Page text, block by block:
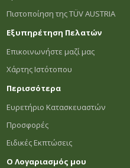
Πιστοποίηση της TÜV AUSTRIA
Εξυπηρέτηση Πελατών
Επικοινωνήστε μαζί μας
Χάρτης Ιστότοπου
Περισσότερα
Ευρετήριο Κατασκευαστών
Προσφορές
Ειδικές Εκπτώσεις
Ο Λογαριασμός μου